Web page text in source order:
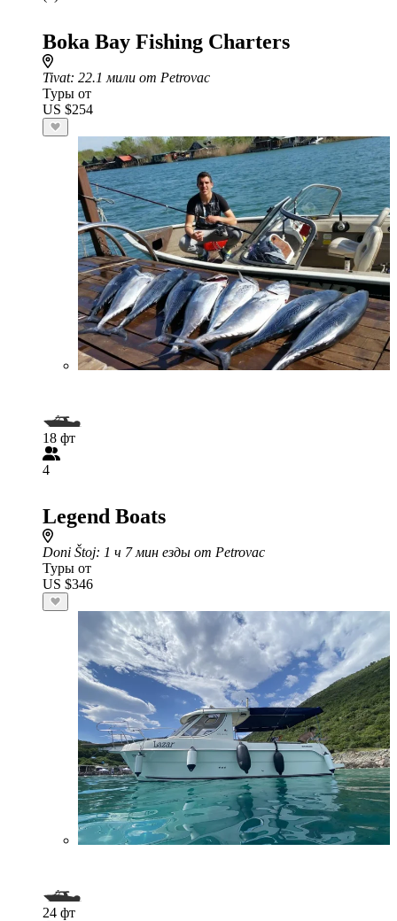
Boka Bay Fishing Charters
Tivat: 22.1 мили от Petrovac
Туры от
US $254
18 фт
4
Legend Boats
Doni Štoj: 1 ч 7 мин езды от Petrovac
Туры от
US $346
24 фт